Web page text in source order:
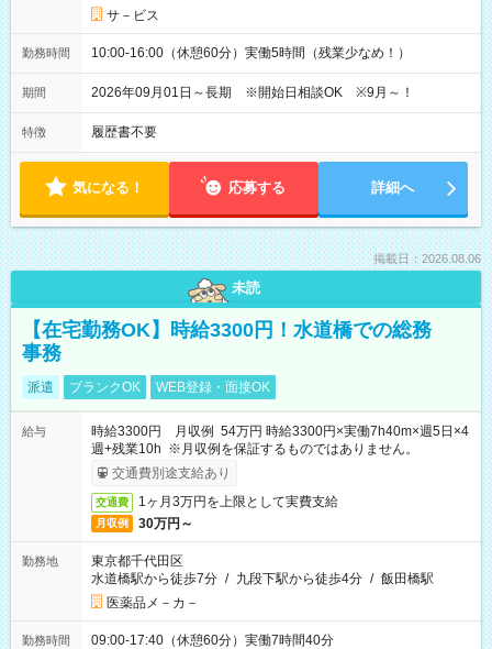
サ－ビス
勤務時間 10:00-16:00（休憩60分）実働5時間（残業少なめ！）
期間 2026年09月01日～長期 ※開始日相談OK ※9月～！
特徴 履歴書不要
気になる！ 応募する 詳細へ
掲載日：2026.08.06
未読
【在宅勤務OK】時給3300円！水道橋での総務
事務
派遣 ブランクOK WEB登録・面接OK
給与
時給3300円 月収例 54万円 時給3300円×実働7h40m×週5日×4
週+残業10h ※月収例を保証するものではありません。
交通費別途支給あり
交通費 1ヶ月3万円を上限として実費支給
月収例 30万円～
勤務地
東京都千代田区
水道橋駅から徒歩7分 / 九段下駅から徒歩4分 / 飯田橋駅
医薬品メ－カ－
勤務時間 09:00-17:40（休憩60分）実働7時間40分